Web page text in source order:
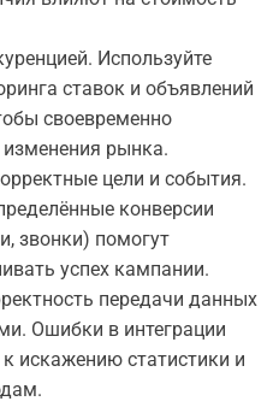
Используйте
ставок и объявлений
своевременно
изменения рынка.
цели и события.
конверсии
звонки) помогут
успех кампании.
передачи данных
Ошибки в интеграции
искажению статистики и